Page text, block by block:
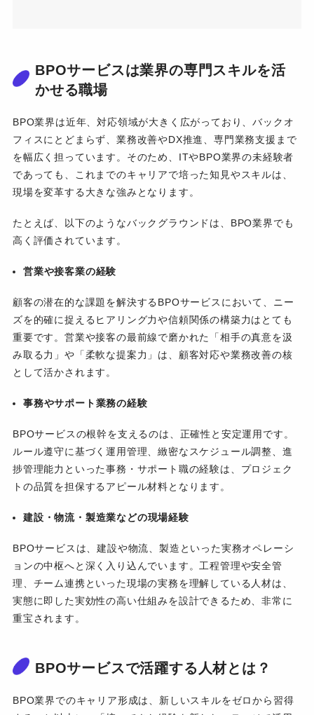
BPOサービスは業界の専門スキルを活
かせる職場
BPO業界は近年、対応領域が大きく広がっており、バックオ
フィスにとどまらず、業務改善やDX推進、専門業務支援まで
を幅広く担っています。そのため、ITやBPO業界の未経験者
であっても、これまでのキャリアで培った知見やスキルは、
現場を変革する大きな強みとなります。
たとえば、以下のようなバックグラウンドは、BPO業界でも
高く評価されています。
営業や接客業の経験
顧客の潜在的な課題を解決するBPOサービスにおいて、ニー
ズを的確に捉えるヒアリング力や信頼関係の構築力はとても
重要です。営業や接客の最前線で磨かれた「相手の真意を汲
み取る力」や「柔軟な提案力」は、顧客対応や業務改善の核
として活かされます。
事務やサポート業務の経験
BPOサービスの根幹を支えるのは、正確性と安定運用です。
ルール遵守に基づく運用管理、緻密なスケジュール調整、進
捗管理能力といった事務・サポート職の経験は、プロジェク
トの品質を担保するアピール材料となります。
建設・物流・製造業などの現場経験
BPOサービスは、建設や物流、製造といった実務オペレーシ
ョンの中枢へと深く入り込んでいます。工程管理や安全管
理、チーム連携といった現場の実務を理解している人材は、
実態に即した実効性の高い仕組みを設計できるため、非常に
重宝されます。
BPOサービスで活躍する人材とは？
BPO業界でのキャリア形成は、新しいスキルをゼロから習得